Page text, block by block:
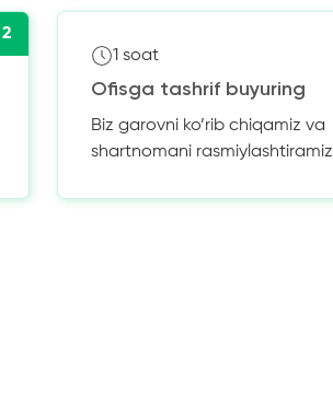
2
1 soat
Ofisga tashrif buyuring
Biz garovni ko’rib chiqamiz va
shartnomani rasmiylashtiramiz